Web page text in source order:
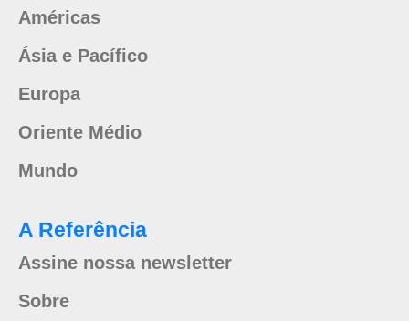
Américas
Ásia e Pacífico
Europa
Oriente Médio
Mundo
A Referência
Assine nossa newsletter
Sobre